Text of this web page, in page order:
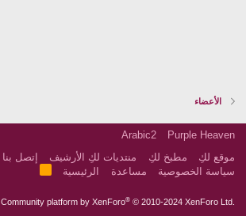
الأعضاء
Purple Heaven
Arabic2
موقع لكِ
مطبخ لكِ منتديات لكِ الأرشيف إتصل بنا
سياسة الخصوصية
مساعدة الرئيسية
Community platform by XenForo® © 2010-2024 XenForo Ltd.